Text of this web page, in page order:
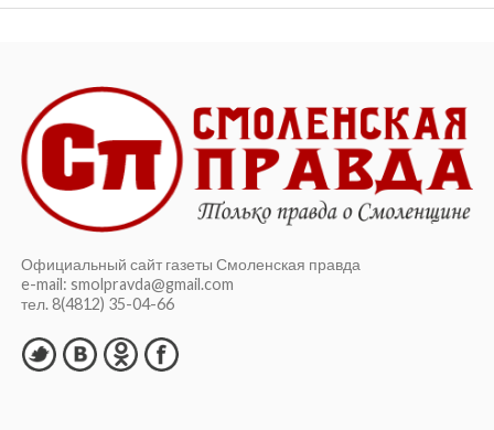
Официальный сайт газеты Смоленская правда
e-mail: smolpravda@gmail.com
тел. 8(4812) 35-04-66